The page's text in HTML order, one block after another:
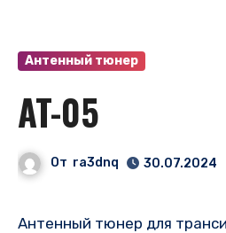
Антенный тюнер
AT-05
От ra3dnq 30.07.2024
Антенный тюнер для трансивера Kenwood TS-